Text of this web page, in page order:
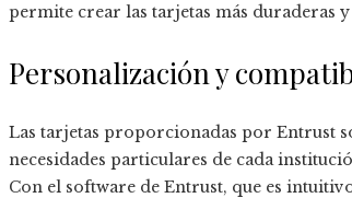
permite crear las tarjetas más duraderas
Personalización y
Las tarjetas proporcionadas por Entrust
necesidades particulares de cada
Con el software de Entrust, que es